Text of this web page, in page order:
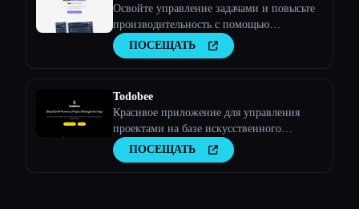
Освойте управление задачами и повысьте
производительность с помощью
геймифицированного искусственного
интеллекта
ПОСЕЩАТЬ
Todobee
Красивое приложение для управления
проектами на базе искусственного
интеллекта
ПОСЕЩАТЬ